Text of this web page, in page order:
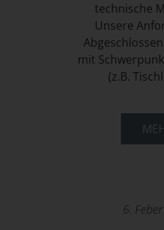
technische
Unsere
mit
(z.B.
6.